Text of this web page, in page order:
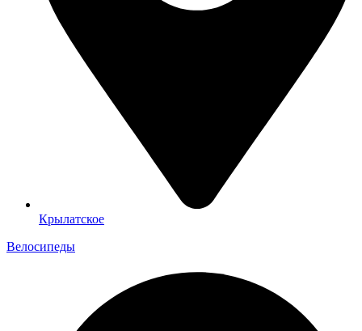
Крылатское
Велосипеды